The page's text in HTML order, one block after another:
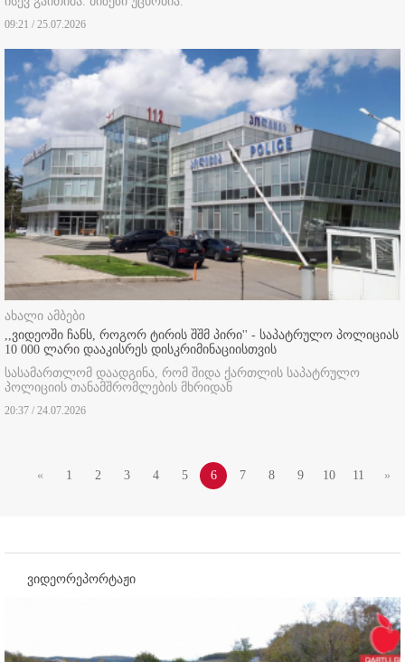
09:21 / 25.07.2026
ახალი ამბები
,,ვიდეოში ჩანს, როგორ ტირის შშმ პირი'' - საპატრულო პოლიციას
10 000 ლარი დააკისრეს დისკრიმინაციისთვის
სასამართლომ დაადგინა, რომ შიდა ქართლის საპატრულო
პოლიციის თანამშრომლების მხრიდან
20:37 / 24.07.2026
« 1 2 3 4 5 6 7 8 9 10 11 »
ვიდეორეპორტაჟი